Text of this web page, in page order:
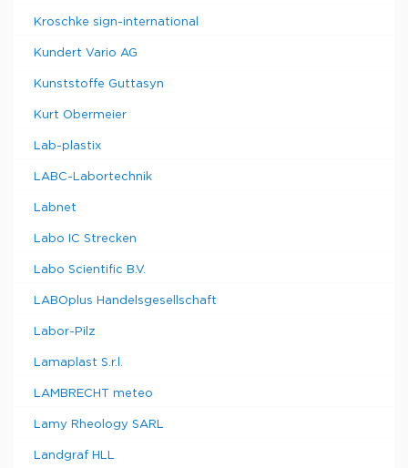
Kroschke sign-international
Kundert Vario AG
Kunststoffe Guttasyn
Kurt Obermeier
Lab-plastix
LABC-Labortechnik
Labnet
Labo IC Strecken
Labo Scientific B.V.
LABOplus Handelsgesellschaft
Labor-Pilz
Lamaplast S.r.l.
LAMBRECHT meteo
Lamy Rheology SARL
Landgraf HLL